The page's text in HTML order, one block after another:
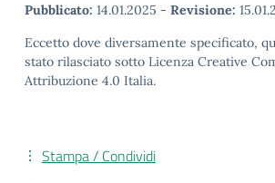
Pubblicato: 14.01.2025 - Revisione:
Eccetto dove diversamente specificato,
stato rilasciato sotto Licenza Creative
Attribuzione 4.0 Italia.
Stampa / Condividi